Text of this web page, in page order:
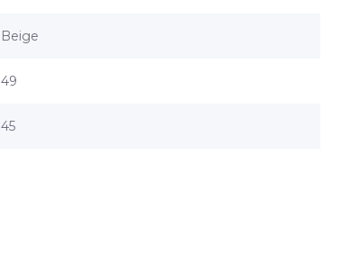
Beige
49
45